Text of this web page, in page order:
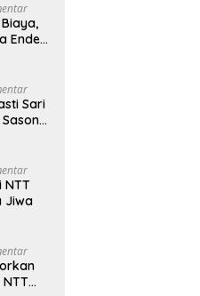
Ende
Sari
NTT
Jiwa
NTT